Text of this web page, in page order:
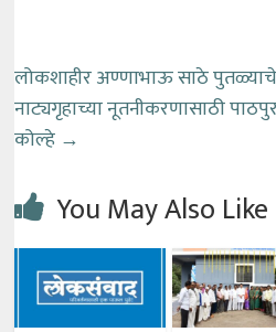
लोकशाहीर अण्णाभाऊ साठे
नाट्यगृहाच्या नूतनीकरणासाठी
कोल्हे →
You May Also Like